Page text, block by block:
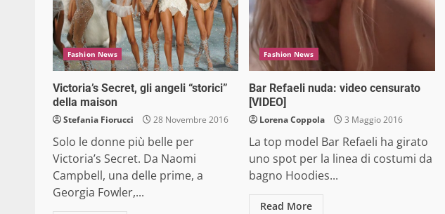
Fashion News
Victoria’s Secret, gli angeli “storici”
della maison
Stefania Fiorucci 28 Novembre 2016
Solo le donne più belle per
Victoria’s Secret. Da Naomi
Campbell, una delle prime, a
Georgia Fowler,...
Fashion News
Bar Refaeli nuda: video censurato
[VIDEO]
Lorena Coppola 3 Maggio 2016
La top model Bar Refaeli ha girato
uno spot per la linea di costumi da
bagno Hoodies...
Read More